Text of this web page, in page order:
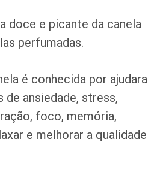
doce e picante da canela
perfumadas.
é conhecida por ajudara
de ansiedade, stress,
foco, memória,
e melhorar a qualidade